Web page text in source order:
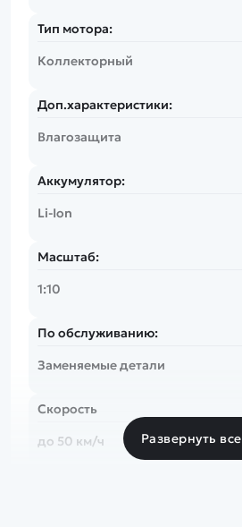
Тип мотора:
Коллекторный
Доп.характеристики:
Влагозащита
Аккумулятор:
Li-Ion
Масштаб:
1:10
По обслуживанию:
Заменяемые детали
Скорость
до 50 км/ч
Развернуть все